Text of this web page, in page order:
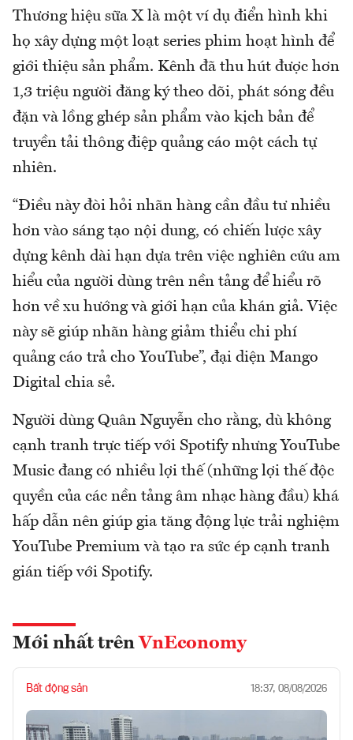
Thương hiệu sữa X là một ví dụ điển hình khi
họ xây dựng một loạt series phim hoạt hình để
giới thiệu sản phẩm. Kênh đã thu hút được hơn
1,3 triệu người đăng ký theo dõi, phát sóng đều
đặn và lồng ghép sản phẩm vào kịch bản để
truyền tải thông điệp quảng cáo một cách tự
nhiên.
“Điều này đòi hỏi nhãn hàng cần đầu tư nhiều
hơn vào sáng tạo nội dung, có chiến lược xây
dựng kênh dài hạn dựa trên việc nghiên cứu am
hiểu của người dùng trên nền tảng để hiểu rõ
hơn về xu hướng và giới hạn của khán giả. Việc
này sẽ giúp nhãn hàng giảm thiểu chi phí
quảng cáo trả cho YouTube”, đại diện Mango
Digital chia sẻ.
Người dùng Quân Nguyễn cho rằng, dù không
cạnh tranh trực tiếp với Spotify nhưng YouTube
Music đang có nhiều lợi thế (những lợi thế độc
quyền của các nền tảng âm nhạc hàng đầu) khá
hấp dẫn nên giúp gia tăng động lực trải nghiệm
YouTube Premium và tạo ra sức ép cạnh tranh
gián tiếp với Spotify.
Mới nhất trên VnEconomy
Bất động sản 18:37, 08/08/2026